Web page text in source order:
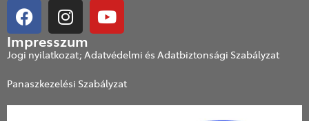
Impresszum
Jogi nyilatkozat; Adatvédelmi és Adatbiztonsági Szabályzat
Panaszkezelési Szabályzat